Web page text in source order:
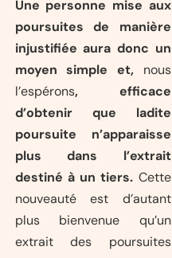
Une personne mise aux
poursuites de manière
injustifiée aura donc un
moyen simple et, nous
l’espérons, efficace
d’obtenir que ladite
poursuite n’apparaisse
plus dans l’extrait
destiné à un tiers. Cette
nouveauté est d’autant
plus bienvenue qu’un
extrait des poursuites